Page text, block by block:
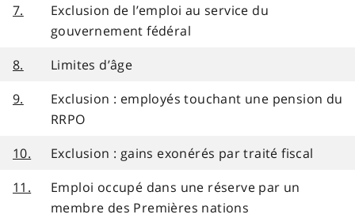
7.
Exclusion de l’emploi au service du
gouvernement fédéral
8.
Limites d’âge
9.
Exclusion : employés touchant une pension du
RRPO
10.
Exclusion : gains exonérés par traité fiscal
11.
Emploi occupé dans une réserve par un
membre des Premières nations